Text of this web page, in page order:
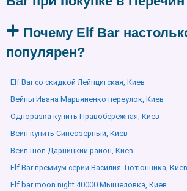
Почему Elf Bar
популярен?
Elf Bar со скидкой Лейпцигская, Киев
Вейпы Ивана Марьяненко переулок, Киев
Одноразка купить Правобережная, Киев
Вейп купить Синеозёрный, Киев
Вейп шоп Дарницкий район, Киев
Elf Bar премиум серии Василия Тютюнника, Киев
Elf bar moon night 40000 Мышеловка, Киев